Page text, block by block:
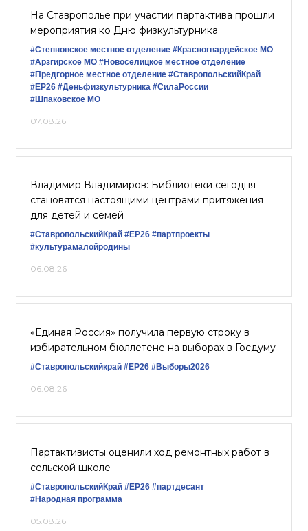
На Ставрополье при участии партактива прошли
мероприятия ко Дню физкультурника
#Степновское местное отделение #Красногвардейское МО
#Арзгирское МО #Новоселицкое местное отделение
#Предгорное местное отделение #СтавропольскийКрай
#ЕР26 #Деньфизкультурника #СилаРоссии
#Шпаковское МО
07.08.26
Владимир Владимиров: Библиотеки сегодня
становятся настоящими центрами притяжения
для детей и семей
#СтавропольскийКрай #ЕР26 #партпроекты
#культурамалойродины
06.08.26
«Единая Россия» получила первую строку в
избирательном бюллетене на выборах в Госдуму
#Ставропольскийкрай #ЕР26 #Выборы2026
06.08.26
Партактивисты оценили ход ремонтных работ в
сельской школе
#СтавропольскийКрай #ЕР26 #партдесант
#Народная программа
05.08.26